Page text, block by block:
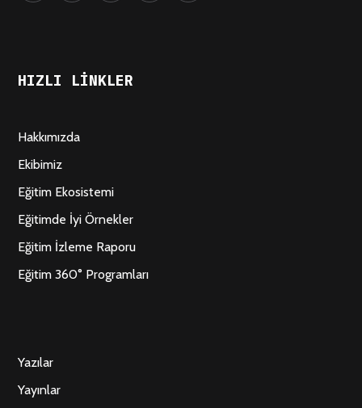
HIZLI LINKLER
Hakkımızda
Ekibimiz
Eğitim Ekosistemi
Eğitimde İyi Örnekler
Eğitim İzleme Raporu
Eğitim 360° Programları
Yazılar
Yayınlar